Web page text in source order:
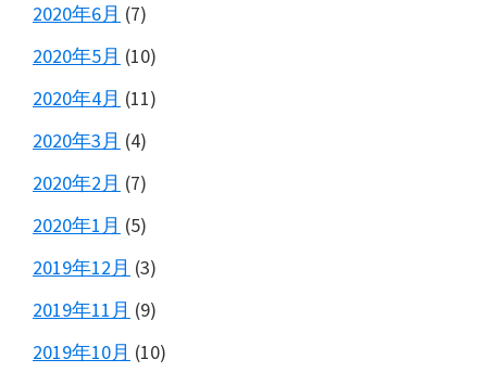
2020年6月 (7)
2020年5月 (10)
2020年4月 (11)
2020年3月 (4)
2020年2月 (7)
2020年1月 (5)
2019年12月 (3)
2019年11月 (9)
2019年10月 (10)